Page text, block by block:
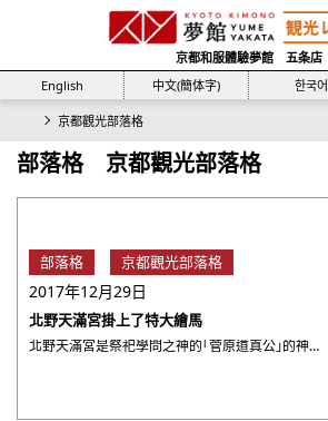
京都和服體驗夢館 五条店
English
中文(簡体字) 한국어
京都觀光部落格
部落格 京都觀光部落格
部落格 京都觀光部落格
2017年12月29日
北野天滿宮掛上了特大繪馬
北野天滿宮是祭祀學問之神的「菅原道真公」的神社。小時候考試前我常常去拜拜。 京都的北野天滿宮是全國天滿宮之中的 ・・・